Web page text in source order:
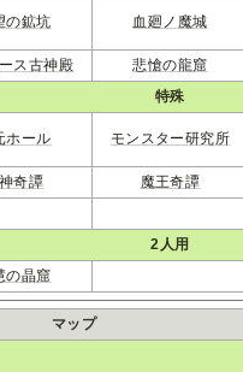
の鉱坑 血廻ノ魔城
ス古神殿 悲愴の龍窟
特殊
ホール モンスター研究所
奇譚 魔王奇譚
2人用
の晶窟
マップ